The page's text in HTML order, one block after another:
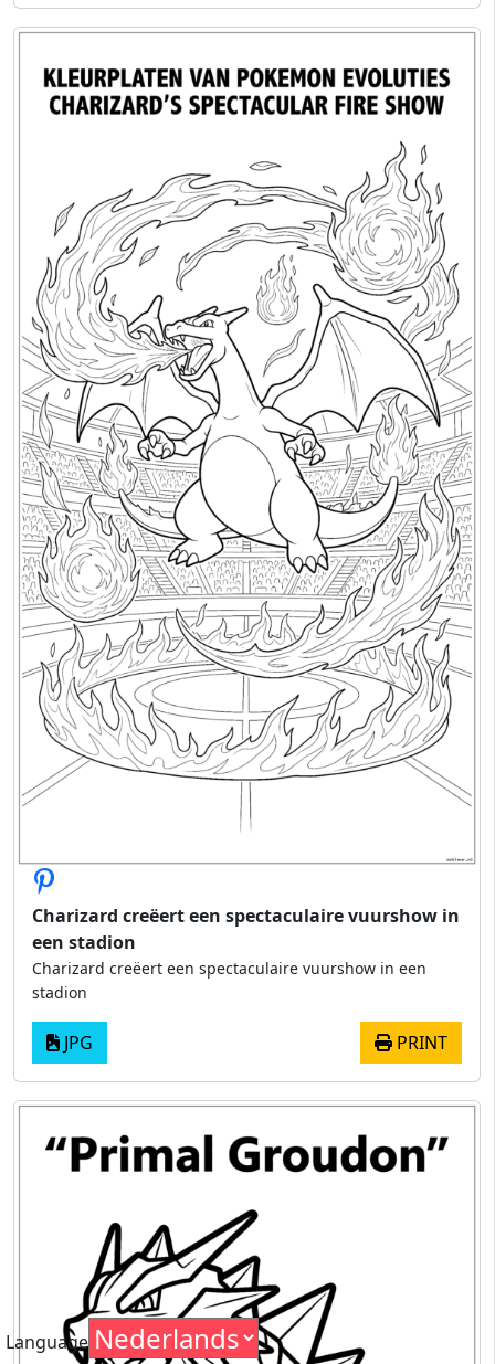
Charizard creëert een spectaculaire vuurshow in
een stadion
Charizard creëert een spectaculaire vuurshow in een
stadion
JPG PRINT
Language